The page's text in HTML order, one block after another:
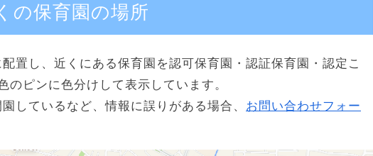
の保育園の場所
置し、近くにある保育園を認可保育園・認証保育園・認定こ
のピンに色分けして表示しています。
しているなど、情報に誤りがある場合、 お問い合わせフォー